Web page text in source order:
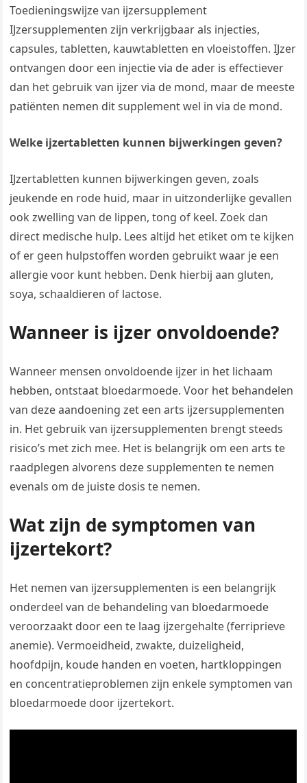
Toedieningswijze van ijzersupplement
IJzersupplementen zijn verkrijgbaar als injecties,
capsules, tabletten, kauwtabletten en vloeistoffen. IJzer
ontvangen door een injectie via de ader is effectiever
dan het gebruik van ijzer via de mond, maar de meeste
patiënten nemen dit supplement wel in via de mond.
Welke ijzertabletten kunnen bijwerkingen geven?
IJzertabletten kunnen bijwerkingen geven, zoals
jeukende en rode huid, maar in uitzonderlijke gevallen
ook zwelling van de lippen, tong of keel. Zoek dan
direct medische hulp. Lees altijd het etiket om te kijken
of er geen hulpstoffen worden gebruikt waar je een
allergie voor kunt hebben. Denk hierbij aan gluten,
soya, schaaldieren of lactose.
Wanneer is ijzer onvoldoende?
Wanneer mensen onvoldoende ijzer in het lichaam
hebben, ontstaat bloedarmoede. Voor het behandelen
van deze aandoening zet een arts ijzersupplementen
in. Het gebruik van ijzersupplementen brengt steeds
risico’s met zich mee. Het is belangrijk om een arts te
raadplegen alvorens deze supplementen te nemen
evenals om de juiste dosis te nemen.
Wat zijn de symptomen van
ijzertekort?
Het nemen van ijzersupplementen is een belangrijk
onderdeel van de behandeling van bloedarmoede
veroorzaakt door een te laag ijzergehalte (ferriprieve
anemie). Vermoeidheid, zwakte, duizeligheid,
hoofdpijn, koude handen en voeten, hartkloppingen
en concentratieproblemen zijn enkele symptomen van
bloedarmoede door ijzertekort.